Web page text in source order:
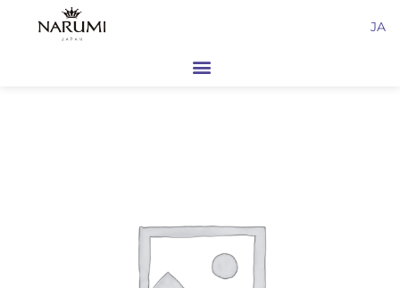
JA